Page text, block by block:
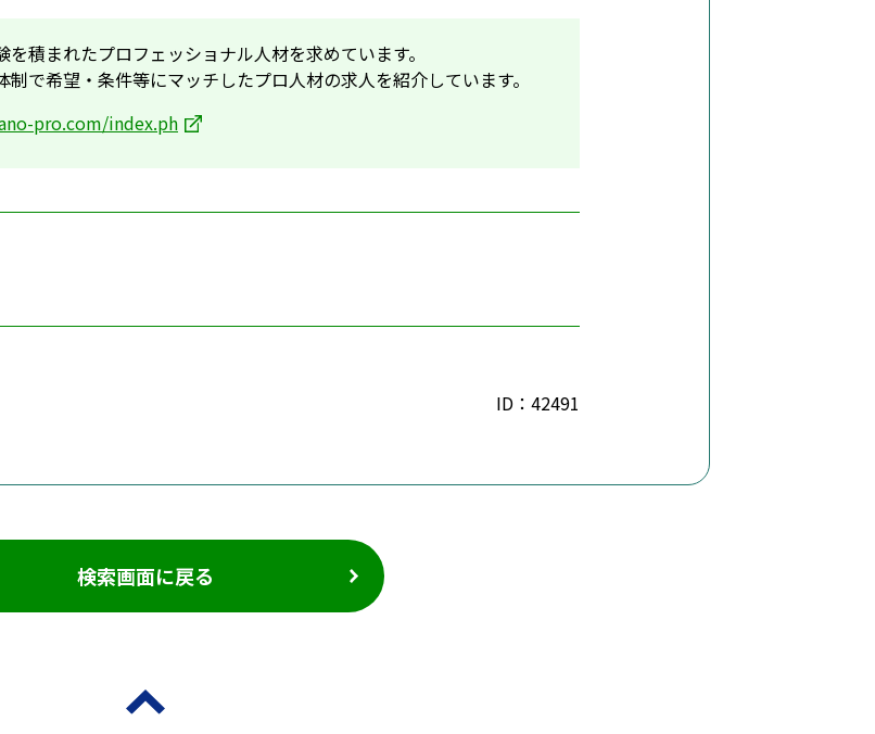
積まれたプロフェッショナル人材を求めています。
で希望・条件等にマッチしたプロ人材の求人を紹介しています。
pro.com/index.ph
ID：42491
検索画面に戻る